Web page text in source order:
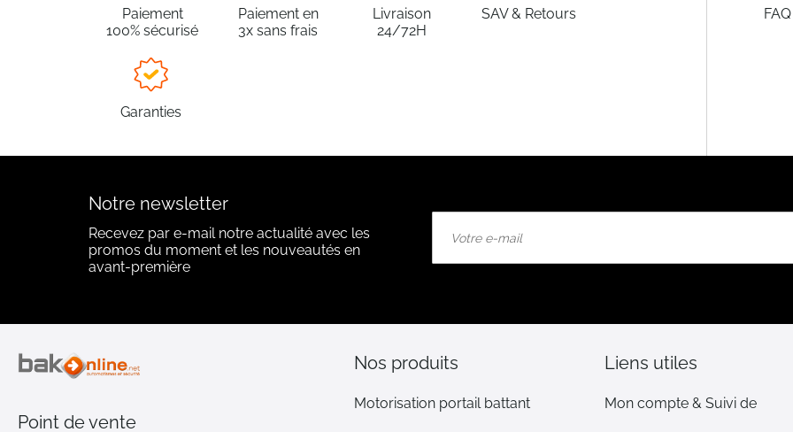
Paiement
100% sécurisé
Paiement en
3x sans frais
Livraison
24/72H
SAV & Retours
Garanties
FAQ
Notre newsletter
Recevez par e-mail notre actualité avec les
promos du moment et les nouveautés en
avant-première
notre
:
Point de vente
Nos produits
Motorisation portail battant
Liens utiles
Mon compte & Suivi de